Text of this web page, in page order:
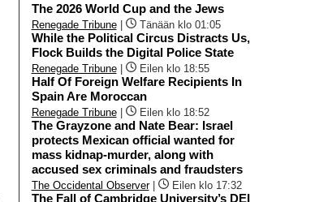
The 2026 World Cup and the Jews
Renegade Tribune| Tänään klo 01:05
While the Political Circus Distracts Us,
Flock Builds the Digital Police State
Renegade Tribune| Eilen klo 18:55
Half Of Foreign Welfare Recipients In
Spain Are Moroccan
Renegade Tribune| Eilen klo 18:52
The Grayzone and Nate Bear: Israel
protects Mexican official wanted for
mass kidnap-murder, along with
accused sex criminals and fraudsters
The Occidental Observer| Eilen klo 17:32
The Fall of Cambridge University’s DEI